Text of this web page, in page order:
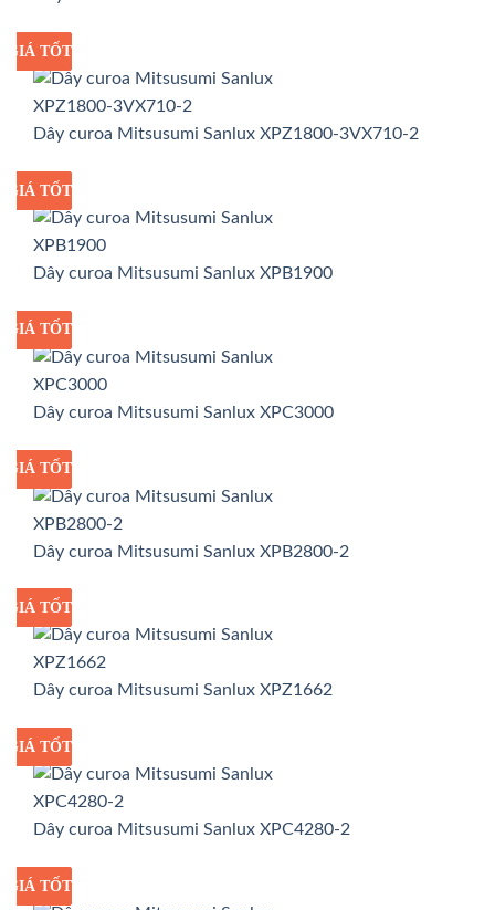
GIÁ SỈ
GIÁ TỐT
Dây curoa Mitsusumi Sanlux XPZ1800-3VX710-2
GIÁ SỈ
GIÁ TỐT
Dây curoa Mitsusumi Sanlux XPB1900
GIÁ SỈ
GIÁ TỐT
Dây curoa Mitsusumi Sanlux XPC3000
GIÁ SỈ
GIÁ TỐT
Dây curoa Mitsusumi Sanlux XPB2800-2
GIÁ SỈ
GIÁ TỐT
Dây curoa Mitsusumi Sanlux XPZ1662
GIÁ SỈ
GIÁ TỐT
Dây curoa Mitsusumi Sanlux XPC4280-2
GIÁ SỈ
GIÁ TỐT